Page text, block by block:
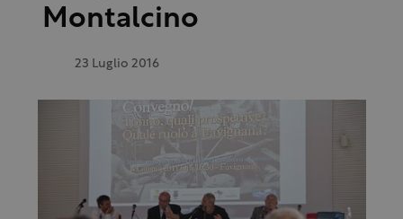
Montalcino
23 Luglio 2016